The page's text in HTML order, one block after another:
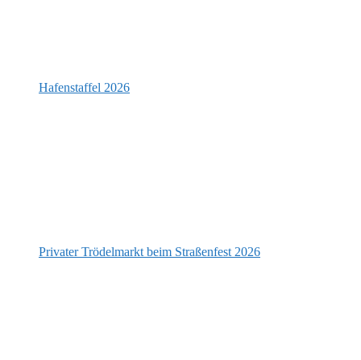
Hafenstaffel 2026
Privater Trödelmarkt beim Straßenfest 2026